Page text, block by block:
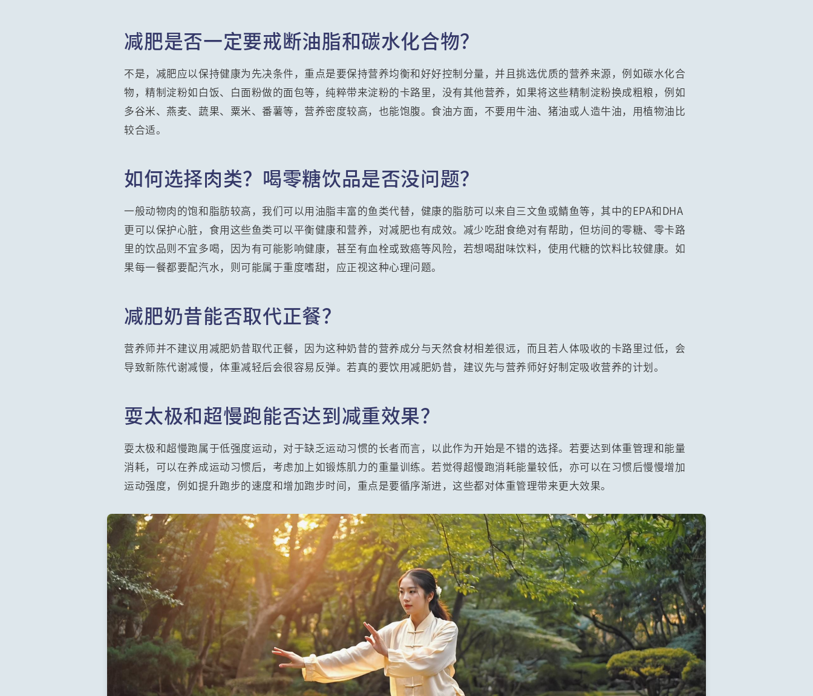
减肥是否一定要戒断油脂和碳水化合物？
不是，减肥应以保持健康为先决条件，重点是要保持营养均衡和好好控制分量，并且挑选优质的营养来源，例如碳水化合
物，精制淀粉如白饭、白面粉做的面包等，纯粹带来淀粉的卡路里，没有其他营养，如果将这些精制淀粉换成粗粮，例如
多谷米、燕麦、蔬果、粟米、番薯等，营养密度较高，也能饱腹。食油方面，不要用牛油、猪油或人造牛油，用植物油比
较合适。
如何选择肉类？喝零糖饮品是否没问题？
一般动物肉的饱和脂肪较高，我们可以用油脂丰富的鱼类代替，健康的脂肪可以来自三文鱼或鲭鱼等，其中的EPA和DHA
更可以保护心脏，食用这些鱼类可以平衡健康和营养，对减肥也有成效。减少吃甜食绝对有帮助，但坊间的零糖、零卡路
里的饮品则不宜多喝，因为有可能影响健康，甚至有血栓或致癌等风险，若想喝甜味饮料，使用代糖的饮料比较健康。如
果每一餐都要配汽水，则可能属于重度嗜甜，应正视这种心理问题。
减肥奶昔能否取代正餐？
营养师并不建议用减肥奶昔取代正餐，因为这种奶昔的营养成分与天然食材相差很远，而且若人体吸收的卡路里过低，会
导致新陈代谢减慢，体重减轻后会很容易反弹。若真的要饮用减肥奶昔，建议先与营养师好好制定吸收营养的计划。
耍太极和超慢跑能否达到减重效果？
耍太极和超慢跑属于低强度运动，对于缺乏运动习惯的长者而言，以此作为开始是不错的选择。若要达到体重管理和能量
消耗，可以在养成运动习惯后，考虑加上如锻炼肌力的重量训练。若觉得超慢跑消耗能量较低，亦可以在习惯后慢慢增加
运动强度，例如提升跑步的速度和增加跑步时间，重点是要循序渐进，这些都对体重管理带来更大效果。